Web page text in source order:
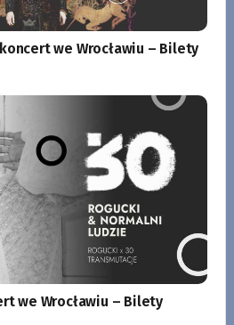
we Wrocławiu – Bilety
we Wrocławiu – Bilety